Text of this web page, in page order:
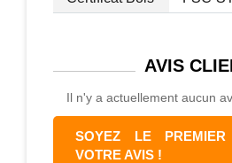
AVIS
Il n'y a actuellement aucun
SOYEZ LE
VOTRE AVIS !